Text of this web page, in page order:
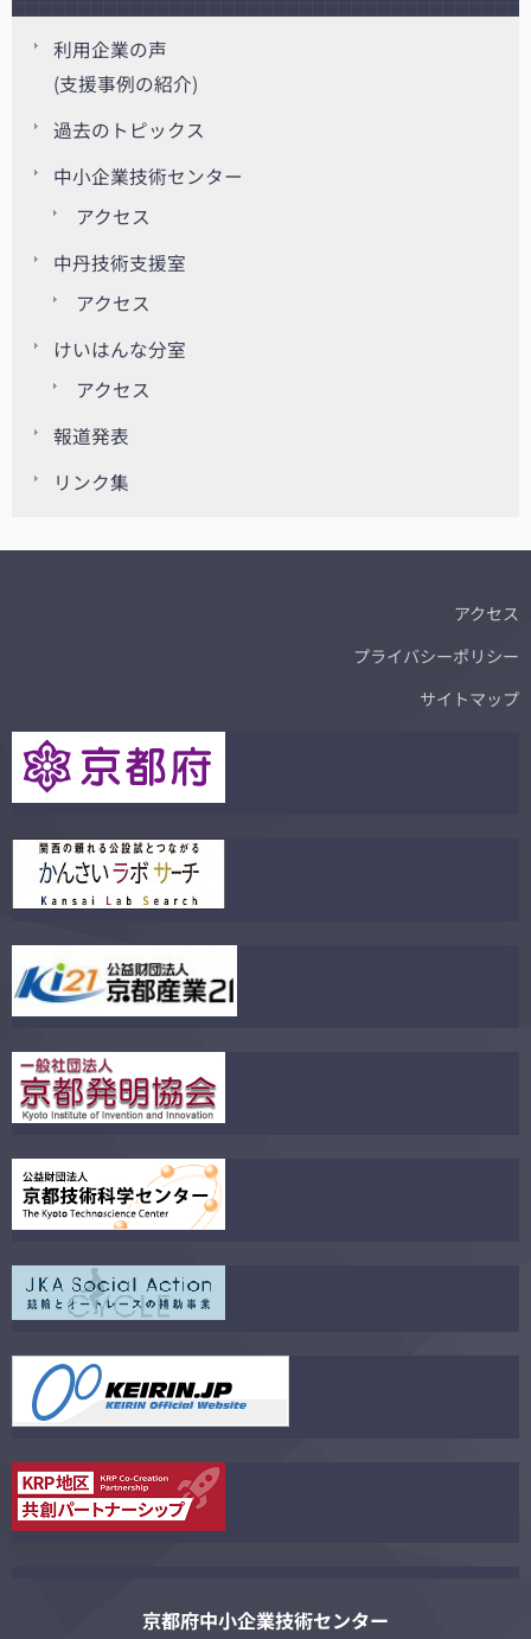
利用企業の声
(支援事例の紹介)
過去のトピックス
中小企業技術センター
アクセス
中丹技術支援室
アクセス
けいはんな分室
アクセス
報道発表
リンク集
アクセス
プライバシーポリシー
サイトマップ
京都府中小企業技術センター